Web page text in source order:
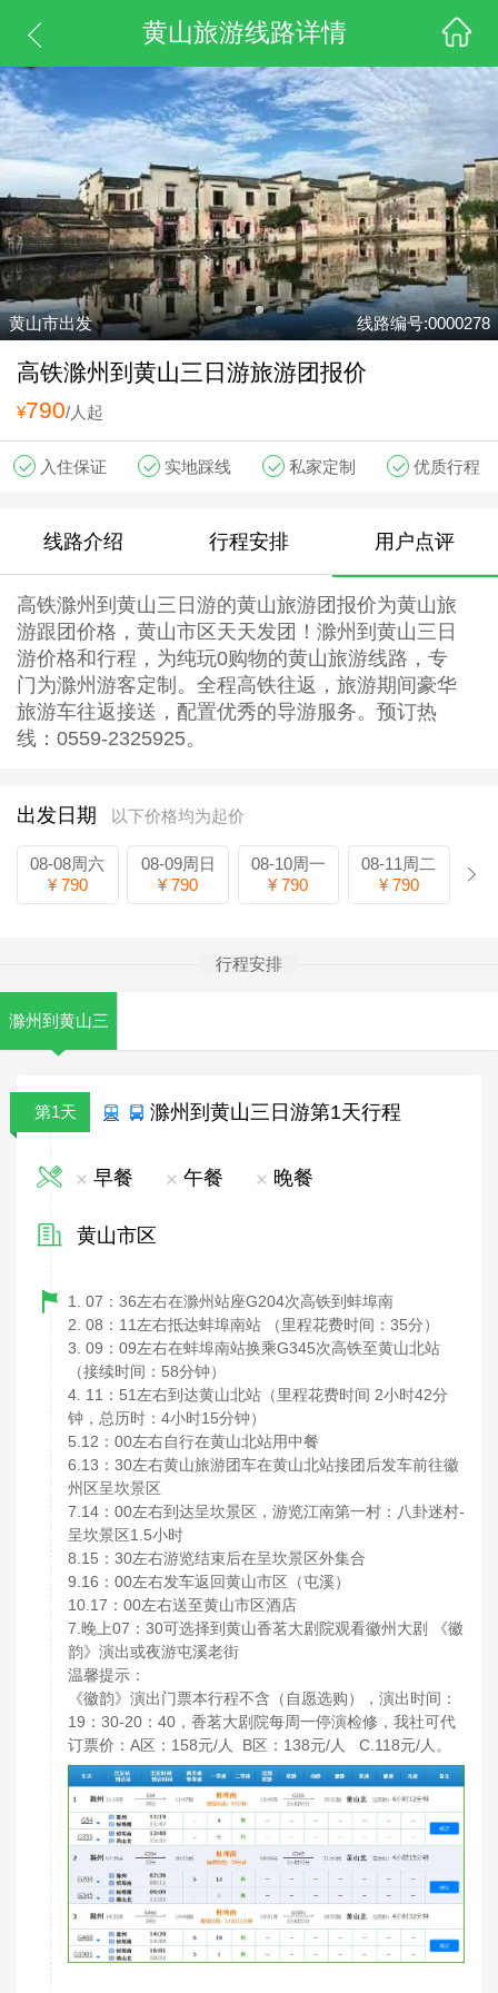
黄山旅游线路详情
黄山市出发 线路编号:0000278
高铁滁州到黄山三日游旅游团报价
¥790/人起
入住保证 实地踩线 私家定制 优质行程
线路介绍 行程安排 用户点评
高铁滁州到黄山三日游的黄山旅游团报价为黄山旅
游跟团价格，黄山市区天天发团！滁州到黄山三日
游价格和行程，为纯玩0购物的黄山旅游线路，专
门为滁州游客定制。全程高铁往返，旅游期间豪华
旅游车往返接送，配置优秀的导游服务。预订热
线：0559-2325925。
出发日期 以下价格均为起价
08-08周六
¥ 790
08-09周日
¥ 790
08-10周一
¥ 790
08-11周二
¥ 790
行程安排
滁州到黄山三
第1天
滁州到黄山三日游第1天行程
早餐 午餐 晚餐
黄山市区
1. 07 ： 36左右在滁州站座G204次高铁到蚌埠南
2. 08 ： 11 左右抵达蚌埠南站 （里程花费时间： 35分）
3. 09 ： 09左右在蚌埠南站换乘G345次高铁至黄山北站
（接续时间： 58分钟）
4. 11 ： 51 左右到达黄山北站（里程花费时间 2小时42分
钟，总历时： 4小时15分钟）
5.12 ： 00左右自行在黄山北站用中餐
6.13 ： 30左右黄山旅游团车在黄山北站接团后发车前往徽
州区呈坎景区
7.14 ： 00左右到达呈坎景区，游览江南第一村：八卦迷村-
呈坎景区 1.5小时
8.15 ： 30左右游览结束后在呈坎景区外集合
9.16 ： 00左右发车返回黄山市区（屯溪）
10.17 ： 00左右送至黄山市区酒店
7. 晚上07 ： 30可选择到黄山香茗大剧院观看徽州大剧
《徽
韵》演出或夜游屯溪老街
温馨提示：
《徽韵》演出门票本行程不含（自愿选购），演出时间：
19 ： 30-20 ： 40 ，香茗大剧院每周一停演检修，我社可代
订票价： A 区： 158元/人 B 区： 138元/人 C.118元/人。